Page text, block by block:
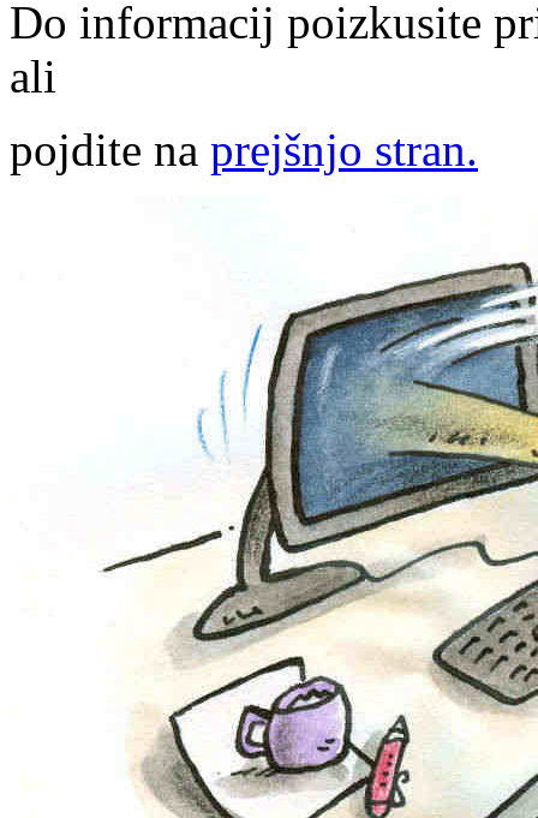
Do informacij poizkusite
ali
pojdite na prejšnjo stran.